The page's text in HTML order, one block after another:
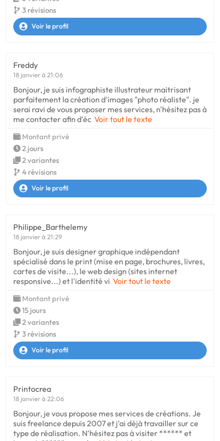
3 révisions
Voir le profil
Freddy
18 janvier à 21:06
Bonjour, je suis infographiste illustrateur maitrisant
parfaitement la création d'images "photo réaliste". je
serai ravi de vous proposer mes services, n'hésitez pas à
me contacter afin d'éc Voir tout le texte
Montant privé
2 jours
2 variantes
4 révisions
Voir le profil
Philippe_Barthelemy
18 janvier à 21:29
Bonjour, je suis designer graphique indépendant
spécialisé dans le print (mise en page, brochures, livres,
cartes de visite...), le web design (sites internet
responsive...) et l'identité vi Voir tout le texte
Montant privé
15 jours
2 variantes
3 révisions
Voir le profil
Printocrea
18 janvier à 22:06
Bonjour, je vous propose mes services de créations. Je
suis freelance depuis 2007 et j'ai déjà travailler sur ce
type de réalisation. N'hésitez pas à visiter ****** et